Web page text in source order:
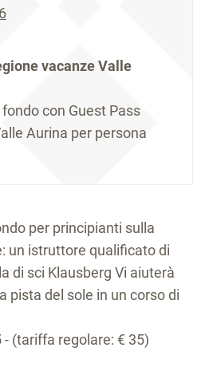
per principianti sulla
un istruttore qualificato di
di sci Klausberg Vi aiuterà
pista del sole in un corso di
- (tariffa regolare: € 35)
vacanze Valle
con Guest Pass
Aurina per persona